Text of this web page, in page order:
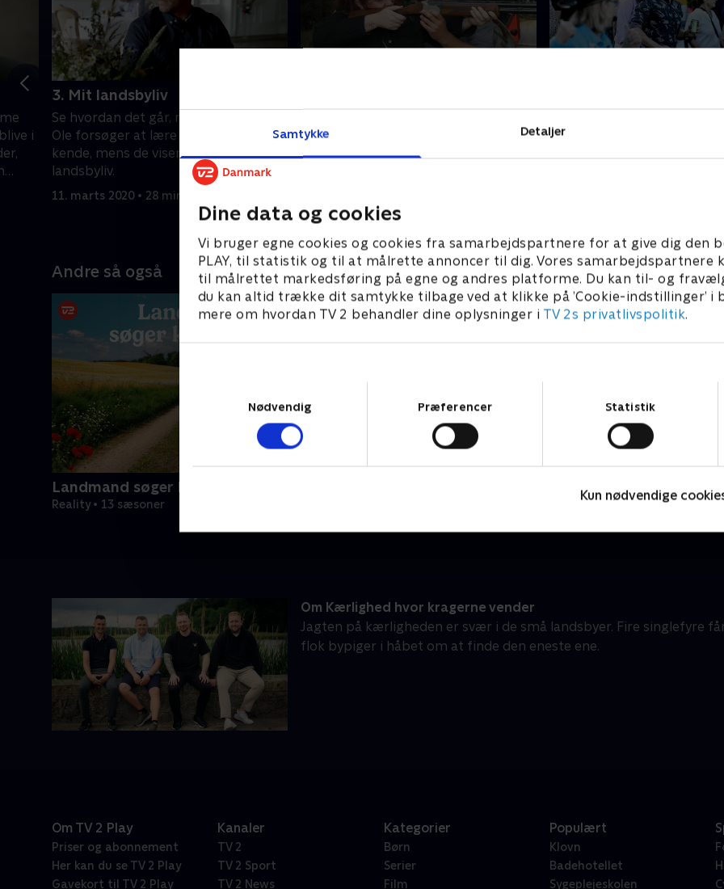
Samtykke Detaljer
Dine data og cookies
Vi bruger egne cookies og cookies fra samarbejdspartnere for at give dig den
PLAY, til statistik og til at målrette annoncer til dig. Vores samarbejdspartnere
til målrettet markedsføring på egne og andres platforme. Du kan til- og
du kan altid trække dit samtykke tilbage ved at klikke på ’Cookie-indstillinger’ i
mere om hvordan TV 2 behandler dine oplysninger i TV 2s privatlivspolitik.
Nødvendig
Præferencer Statistik
Kun nødvendige
i
3. Mit landsbyliv
Se hvordan det går, når Calle og Søren
Ole forsøger at lære pigerne bedre at
kende, mens de viser dem deres
landsbyliv.
11. marts 2020 • 28 min
tur til at guide deres udvalgte piger
rundt i lokalsamfundet, så de kan
inviteret deres respektive
Andre så også
Landmand søger kærlighed
Reality • 13 sæsoner
Om Kærlighed hvor kragerne vender
Jagten på kærligheden er svær i de små landsbyer. Fire singlefyre
flok bypiger i håbet om at finde den eneste ene.
Om TV 2 Play
Priser og abonnement
Her kan du se TV 2 Play
Gavekort til TV 2 Play
Kanaler
TV 2
TV 2 Sport
TV 2 News
Kategorier
Børn
Serier
Film
Populært
Klovn
Badehotellet
Sygeplejeskolen